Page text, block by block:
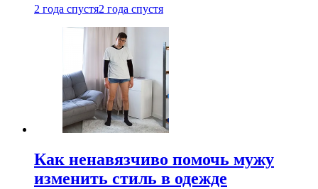
2 года спустя2 года спустя
Как ненавязчиво помочь мужу
изменить стиль в одежде